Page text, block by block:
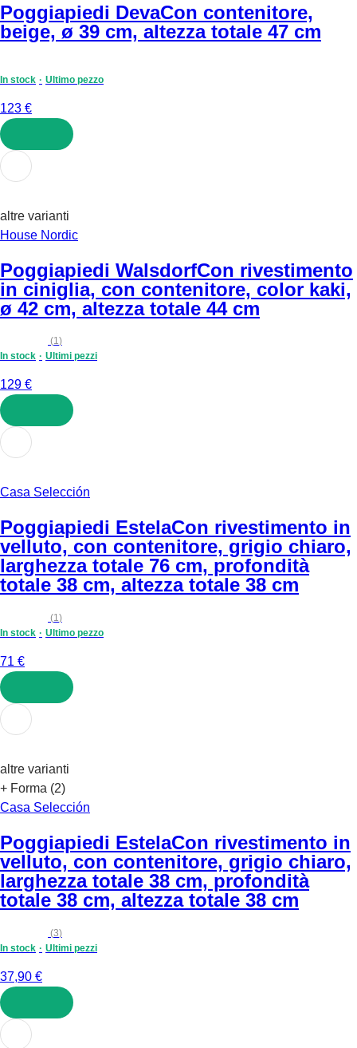
Poggiapiedi DevaCon contenitore,
beige, ø 39 cm, altezza totale 47 cm
In stock Ultimo pezzo
123 €
AGGIUNGI
altre varianti
House Nordic
Poggiapiedi WalsdorfCon rivestimento
in ciniglia, con contenitore, color kaki,
ø 42 cm, altezza totale 44 cm
(1)
In stock
Ultimi pezzi
129 €
AGGIUNGI
Casa Selección
Poggiapiedi EstelaCon rivestimento in
velluto, con contenitore, grigio chiaro,
larghezza totale 76 cm, profondità
totale 38 cm, altezza totale 38 cm
(1)
In stock
Ultimo pezzo
71 €
AGGIUNGI
altre varianti
+ Forma (2)
Casa Selección
Poggiapiedi EstelaCon rivestimento in
velluto, con contenitore, grigio chiaro,
larghezza totale 38 cm, profondità
totale 38 cm, altezza totale 38 cm
(3)
In stock
Ultimi pezzi
37,90 €
AGGIUNGI